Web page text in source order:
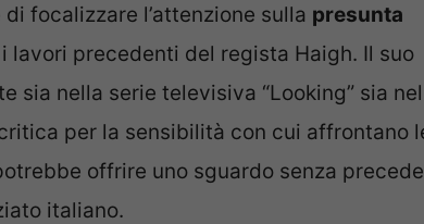
focalizzare l’attenzione sulla presunta
lavori precedenti del regista Haigh. Il suo
sia nella serie televisiva “Looking” sia nel
per la sensibilità con cui affrontano
offrire uno sguardo senza
italiano.